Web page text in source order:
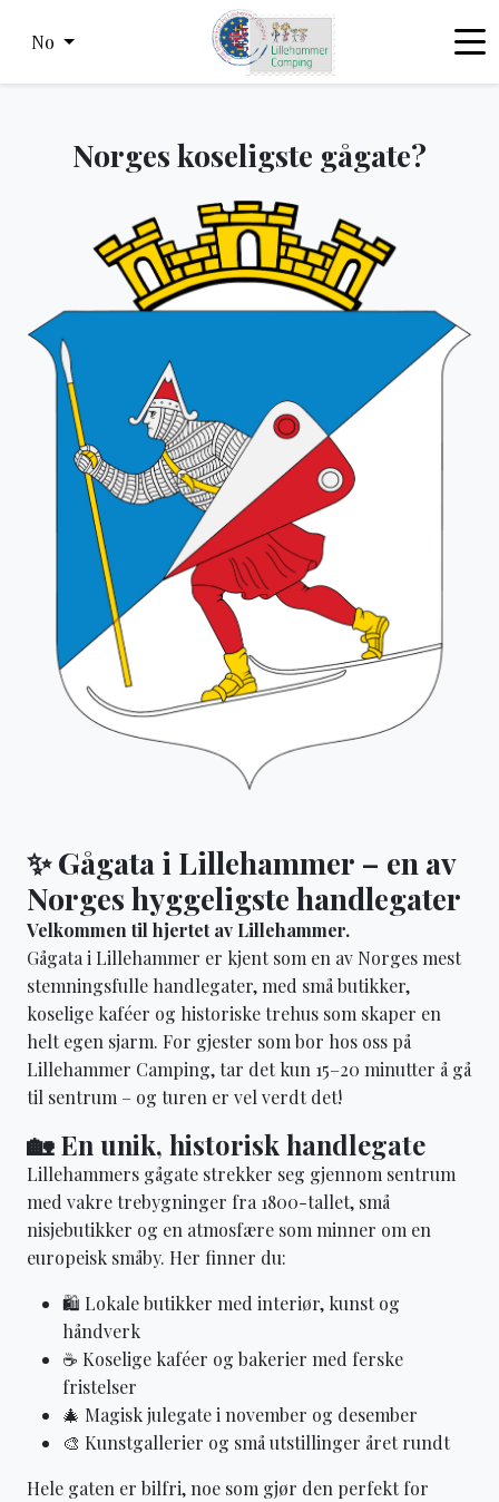
No
Norges koseligste gågate?
✨ Gågata i Lillehammer – en av
Norges hyggeligste handlegater
Velkommen til hjertet av Lillehammer.
Gågata i Lillehammer er kjent som en av Norges mest
stemningsfulle handlegater, med små butikker,
koselige kaféer og historiske trehus som skaper en
helt egen sjarm. For gjester som bor hos oss på
Lillehammer Camping, tar det kun 15–20 minutter å gå
til sentrum – og turen er vel verdt det!
🏡 En unik, historisk handlegate
Lillehammers gågate strekker seg gjennom sentrum
med vakre trebygninger fra 1800-tallet, små
nisjebutikker og en atmosfære som minner om en
europeisk småby. Her finner du:
🛍️ Lokale butikker med interiør, kunst og
håndverk
☕ Koselige kaféer og bakerier med ferske
fristelser
🎄 Magisk julegate i november og desember
🎨 Kunstgallerier og små utstillinger året rundt
Hele gaten er bilfri, noe som gjør den perfekt for